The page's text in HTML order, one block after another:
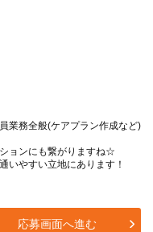
業務全般(ケアプラン作成など)
ョンにも繋がりますね☆
いやすい立地にあります！
応募画面へ進む